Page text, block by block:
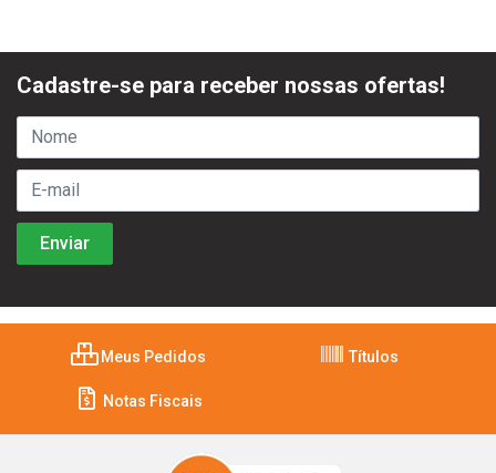
Cadastre-se para receber nossas ofertas!
Meus Pedidos Títulos
Notas Fiscais